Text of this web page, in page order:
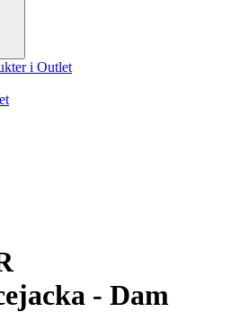
i Outlet
- Dam